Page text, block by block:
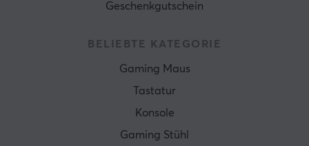
Geschenkgutschein
BELIEBTE KATEGORIE
Gaming Maus
Tastatur
Konsole
Gaming Stühl